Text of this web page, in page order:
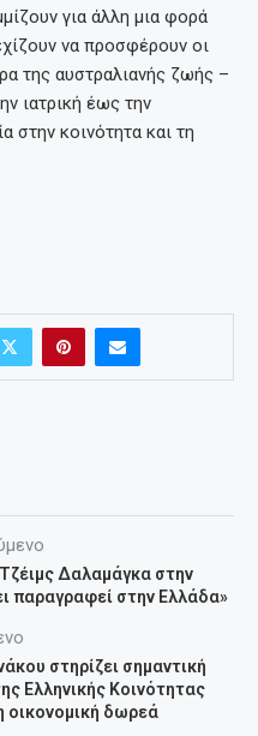
για άλλη μια φορά
να προσφέρουν οι
της αυστραλιανής ζωής –
ιατρική έως την
στην κοινότητα και τη
Δαλαμάγκα στην
παραγραφεί στην Ελλάδα»
στηρίζει σημαντική
Ελληνικής Κοινότητας
οικονομική δωρεά